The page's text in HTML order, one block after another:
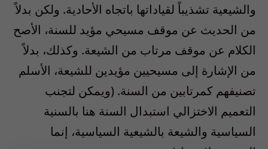
والشيعية تشذيباً لقياداتها باتجاه الأحادية. ولكن بدلاً
من الحديث عن موقف مسيحي مؤيد للسنة، الأصح
الكلام عن موقف مرتاب من الشيعة. وكذلك، بدلاً
من الإشارة إلى مسيحيين مؤيدين للشيعة، الأسلم
تصنيفهم كمرتابين من السنة. (ويمكن لتجنب
التعميم الاختزالي استبدال السنة هنا بالسنية
السياسية والشيعة بالشيعية السياسية، إنما